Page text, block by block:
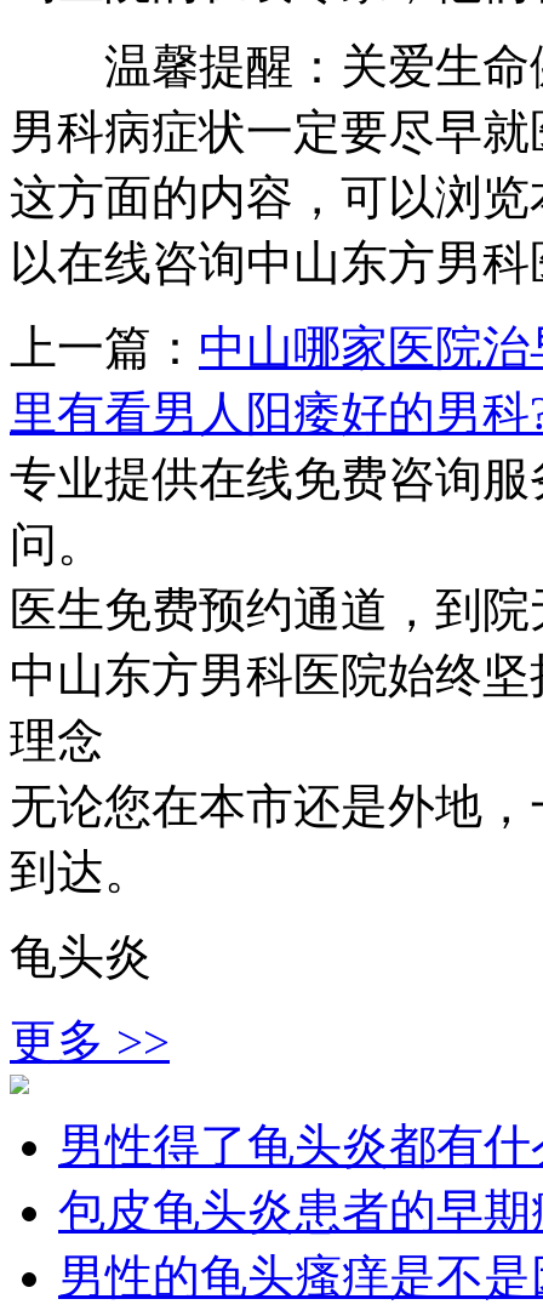
温馨提醒：关爱生命
男科病症状一定要尽早
这方面的内容，可以浏
以在线咨询中山东方男
上一篇： 中山哪家医院
里有看男人阳痿好的男科
专业提供在线免费咨询
问。
医生免费预约通道，到
中山东方男科医院始终
理念
无论您在本市还是外地
到达。
龟头炎
更多 >>
男性得了龟头炎都有
包皮龟头炎患者的早
男性的龟头瘙痒是不